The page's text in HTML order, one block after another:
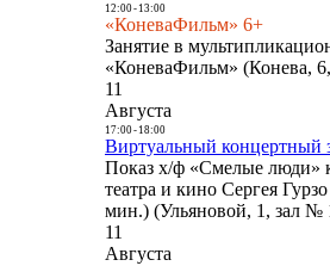
12:00- 13:00
«КоневаФильм» 6+
Занятие в
«КоневаФильм» (Конева,
11
Августа
17:00- 18:00
Виртуальный концертный
Показ х/ф «Смелые люди»
театра и кино Сергея
мин.) (Ульяновой, 1, зал №
11
Августа